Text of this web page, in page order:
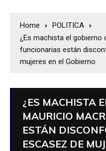
Home
POLITICA
¿Es machista el gobierno
funcionarias están
mujeres en el Gobierno
¿ES MACHISTA
MAURICIO
ESTÁN
ESCASEZ DE